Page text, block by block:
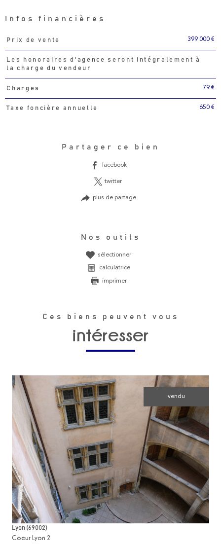
Infos financières
Caractéristiques Valeurs
Prix de vente 399 000 €
Les honoraires d'agence seront intégralement à
la charge du vendeur
Charges 79 €
Taxe foncière annuelle 650 €
Partager ce bien
facebook
twitter
plus de partage
Nos outils
sélectionner
calculatrice
imprimer
Ces biens peuvent vous
intéresser
vendu
voir le bien
Lyon (69002)
Coeur Lyon 2